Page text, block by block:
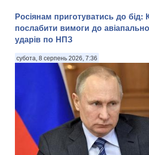
Росіянам приготуватись до бід:
послабити вимоги до
ударів по НПЗ
субота, 8 серпень 2026, 7:36